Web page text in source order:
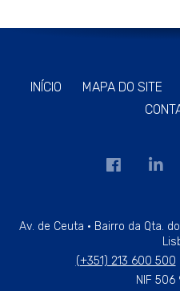
INÍCIO MAPA DO SITE
Link
página
de
Av. de Ceuta · Bairro da Qta.
(+351) 213 600 500
NIF